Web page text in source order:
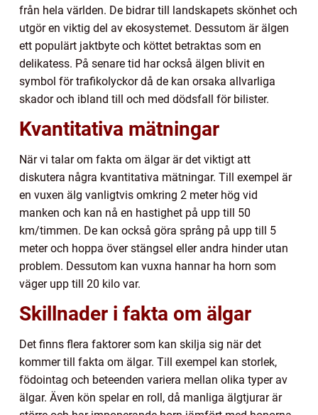
från hela världen. De bidrar till landskapets skönhet och
utgör en viktig del av ekosystemet. Dessutom är älgen
ett populärt jaktbyte och köttet betraktas som en
delikatess. På senare tid har också älgen blivit en
symbol för trafikolyckor då de kan orsaka allvarliga
skador och ibland till och med dödsfall för bilister.
Kvantitativa mätningar
När vi talar om fakta om älgar är det viktigt att
diskutera några kvantitativa mätningar. Till exempel är
en vuxen älg vanligtvis omkring 2 meter hög vid
manken och kan nå en hastighet på upp till 50
km/timmen. De kan också göra språng på upp till 5
meter och hoppa över stängsel eller andra hinder utan
problem. Dessutom kan vuxna hannar ha horn som
väger upp till 20 kilo var.
Skillnader i fakta om älgar
Det finns flera faktorer som kan skilja sig när det
kommer till fakta om älgar. Till exempel kan storlek,
födointag och beteenden variera mellan olika typer av
älgar. Även kön spelar en roll, då manliga älgtjurar är